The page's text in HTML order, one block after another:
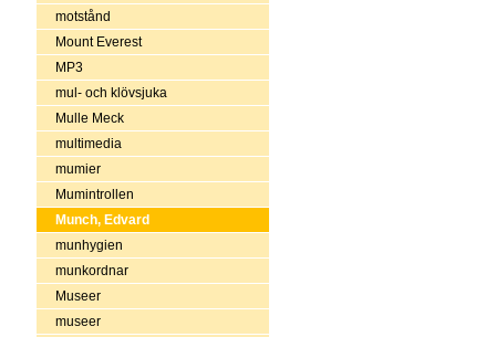
motstånd
Mount Everest
MP3
mul- och klövsjuka
Mulle Meck
multimedia
mumier
Mumintrollen
Munch, Edvard
munhygien
munkordnar
Museer
museer